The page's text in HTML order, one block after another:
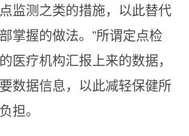
监测之类的措施，以此替代
掌握的做法。”所谓定点检
医疗机构汇报上来的数据，
数据信息，以此减轻保健所
担。